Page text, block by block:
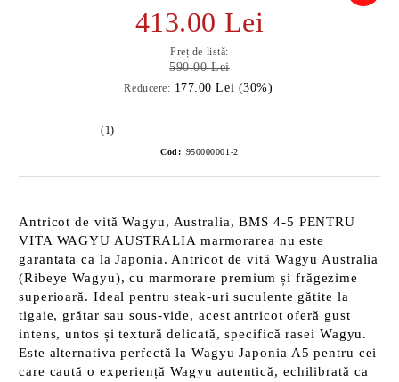
413.00 Lei
Preț de listă:
590.00 Lei
Reducere: 177.00 Lei (30%)
(1)
Cod: 950000001-2
Antricot de vită Wagyu, Australia, BMS 4-5 PENTRU
VITA WAGYU AUSTRALIA marmorarea nu este
garantata ca la Japonia. Antricot de vită Wagyu Australia
(Ribeye Wagyu), cu marmorare premium și frăgezime
superioară. Ideal pentru steak-uri suculente gătite la
tigaie, grătar sau sous-vide, acest antricot oferă gust
intens, untos și textură delicată, specifică rasei Wagyu.
Este alternativa perfectă la Wagyu Japonia A5 pentru cei
care caută o experiență Wagyu autentică, echilibrată ca